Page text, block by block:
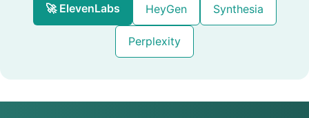
🚀 ElevenLabs HeyGen Synthesia
Perplexity